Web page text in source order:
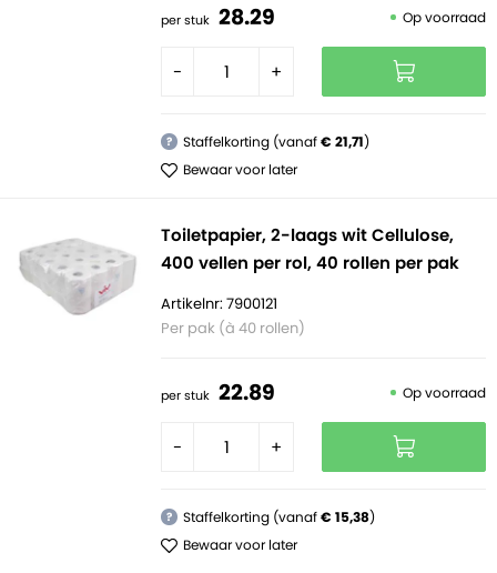
per stuk 28.29 Op voorraad
- +
? Staffelkorting (vanaf€ 21,71)
Bewaar voor later
Toiletpapier, 2-laags wit Cellulose,
400 vellen per rol, 40 rollen per pak
Artikelnr: 7900121
Per pak (à 40 rollen)
per stuk 22.89 Op voorraad
- +
? Staffelkorting (vanaf€ 15,38)
Bewaar voor later